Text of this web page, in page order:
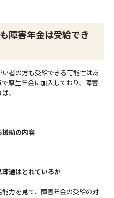
障害年金は受給でき
者の方も受給できる可能性はあ
厚生年金に加入しており、障害
、
援助の内容
疎通はとれているか
力を見て、障害年金の受給の対